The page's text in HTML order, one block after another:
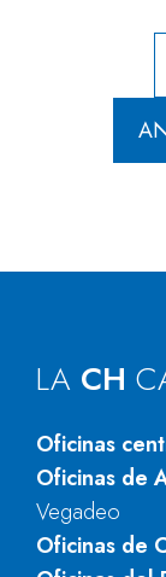
LA CH
Oficinas
Oficinas de
Vegadeo
Oficinas de